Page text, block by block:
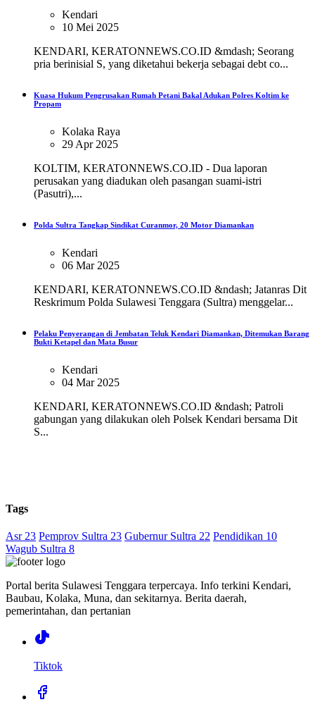
Kendari
10 Mei 2025
KENDARI, KERATONNEWS.CO.ID &mdash; Seorang
pria berinisial S, yang diketahui bekerja sebagai debt co...
Kuasa Hukum Pengrusakan Rumah Petani Bakal Adukan Polres Koltim ke
Propam
Kolaka Raya
29 Apr 2025
KOLTIM, KERATONNEWS.CO.ID - Dua laporan
perusakan yang diadukan oleh pasangan suami-istri
(Pasutri),...
Polda Sultra Tangkap Sindikat Curanmor, 20 Motor Diamankan
Kendari
06 Mar 2025
KENDARI, KERATONNEWS.CO.ID &ndash; Jatanras Dit
Reskrimum Polda Sulawesi Tenggara (Sultra) menggelar...
Pelaku Penyerangan di Jembatan Teluk Kendari Diamankan, Ditemukan Barang
Bukti Ketapel dan Mata Busur
Kendari
04 Mar 2025
KENDARI, KERATONNEWS.CO.ID &ndash; Patroli
gabungan yang dilakukan oleh Polsek Kendari bersama Dit
S...
Tags
Asr 23 Pemprov Sultra 23 Gubernur Sultra 22 Pendidikan 10
Wagub Sultra 8
Portal berita Sulawesi Tenggara terpercaya. Info terkini Kendari,
Baubau, Kolaka, Muna, dan sekitarnya. Berita daerah,
pemerintahan, dan pertanian
Tiktok